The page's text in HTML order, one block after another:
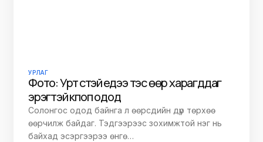
УРЛАГ
Фото: Урт үстэй үедээ тэс өөр харагддаг
эрэгтэй кпоп одод
Солонгос одод байнга л өөрсдийн дүр төрхөө
өөрчилж байдаг. Тэдгээрээс зохимжтой нэг нь
байхад эсэргээрээ өнгө…